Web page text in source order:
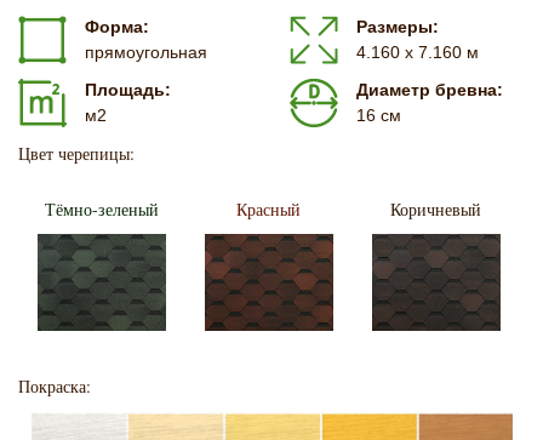
Форма:
прямоугольная
Размеры:
4.160 х 7.160 м
Площадь:
м2
Диаметр бревна:
16 см
Цвет черепицы:
Тёмно-зеленый Красный Коричневый
Покраска: